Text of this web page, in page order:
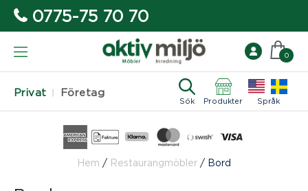
0775-75 70 70
Privat Företag
Sök Produkter Språk
0
Hem / Restaurangmöbler / Bord